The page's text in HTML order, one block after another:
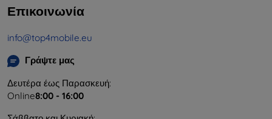
Επικοινωνία
info@top4mobile.eu
Γράψτε μας
Δευτέρα έως Παρασκευή:
Online8:00 - 16:00